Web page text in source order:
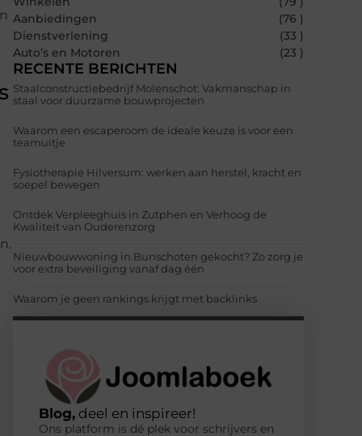
Aanbiedingen
(76 )
Dienstverlening
(33 )
Auto’s en Motoren
(23 )
RECENTE BERICHTEN
Staalconstructiebedrijf Molenschot: Vakmanschap in
staal voor duurzame bouwprojecten
Waarom een escaperoom de ideale keuze is voor een
teamuitje
Fysiotherapie Hilversum: werken aan herstel, kracht en
soepel bewegen
Ontdek Verpleeghuis in Zutphen en Verhoog de
Kwaliteit van Ouderenzorg
Nieuwbouwwoning in Bunschoten gekocht? Zo zorg je
voor extra beveiliging vanaf dag één
Waarom je geen rankings krijgt met backlinks
Blog, deel en inspireer!
Ons platform is dé plek voor schrijvers en